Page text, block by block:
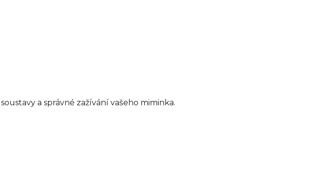
a správné zažívání vašeho miminka.